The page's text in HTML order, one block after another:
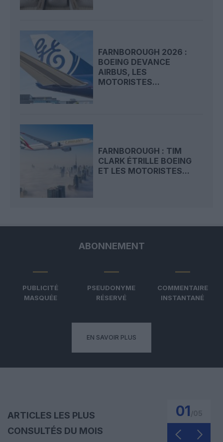
FARNBOROUGH 2026 :
BOEING DEVANCE
AIRBUS, LES
MOTORISTES...
FARNBOROUGH : TIM
CLARK ÉTRILLE BOEING
ET LES MOTORISTES...
ABONNEMENT
PUBLICITÉ
MASQUÉE
PSEUDONYME
RÉSERVÉ
COMMENTAIRE
INSTANTANÉ
EN SAVOIR PLUS
ARTICLES LES PLUS
CONSULTÉS DU MOIS
01